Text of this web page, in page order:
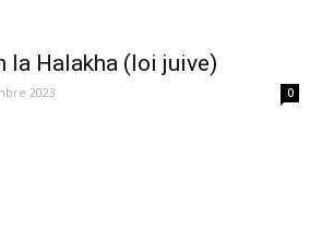
la Halakha (loi juive)
2023 0